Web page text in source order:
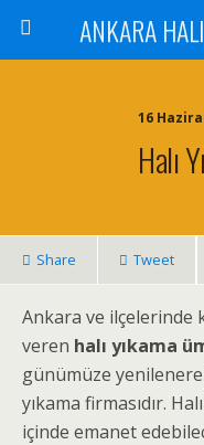
16
Halı
Share Tweet
Ankara ve ilçelerinde
veren halı yıkama
günümüze
yıkama firmasıdır.
içinde emanet